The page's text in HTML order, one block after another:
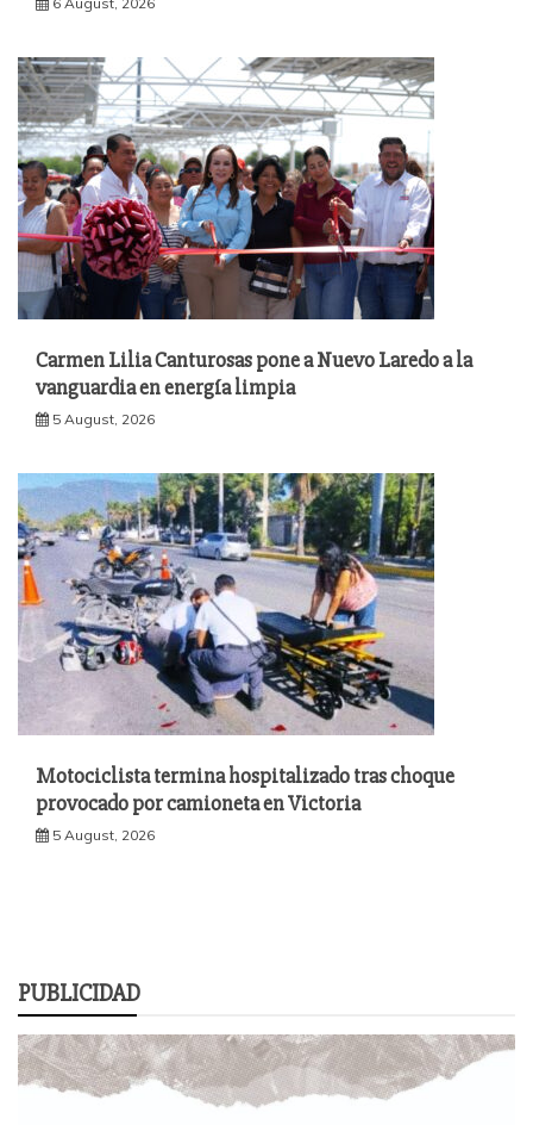
Carmen Lilia Canturosas pone a Nuevo Laredo a la
vanguardia en energía limpia
5 August, 2026
Motociclista termina hospitalizado tras choque
provocado por camioneta en Victoria
5 August, 2026
PUBLICIDAD